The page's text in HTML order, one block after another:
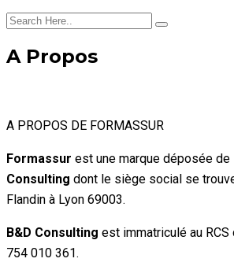
A Propos
A PROPOS DE FORMASSUR
Formassur est une marque déposée
Consulting dont le siège social se
Flandin à Lyon 69003.
B&D Consulting est immatriculé au RCS
754 010 361.